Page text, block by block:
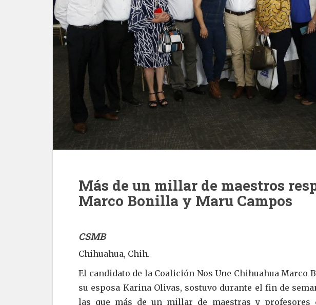
Más de un millar de maestros
Marco Bonilla y Maru Campos
CSMB
Chihuahua, Chih.
El candidato de la Coalición Nos Une Chihuahua Marco
su esposa Karina Olivas, sostuvo durante el fin de
las que más de un millar de maestras y profesores